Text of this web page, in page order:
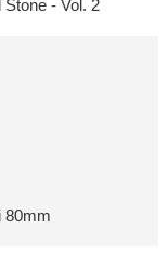
- Vol. 2
80mm